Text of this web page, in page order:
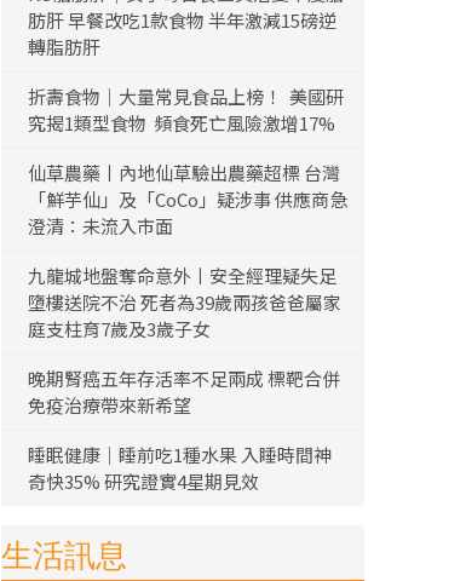
肪肝 早餐改吃1款食物 半年激減15磅逆
轉脂肪肝
折壽食物｜大量常見食品上榜！ 美國研
究揭1類型食物 頻食死亡風險激增17%
仙草農藥丨內地仙草驗出農藥超標 台灣
「鮮芋仙」及「CoCo」疑涉事 供應商急
澄清：未流入市面
九龍城地盤奪命意外丨安全經理疑失足
墮樓送院不治 死者為39歲兩孩爸爸屬家
庭支柱育7歲及3歲子女
晚期腎癌五年存活率不足兩成 標靶合併
免疫治療帶來新希望
睡眠健康｜睡前吃1種水果 入睡時間神
奇快35% 研究證實4星期見效
生活訊息